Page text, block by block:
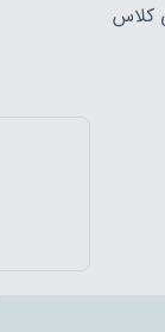
کلاس